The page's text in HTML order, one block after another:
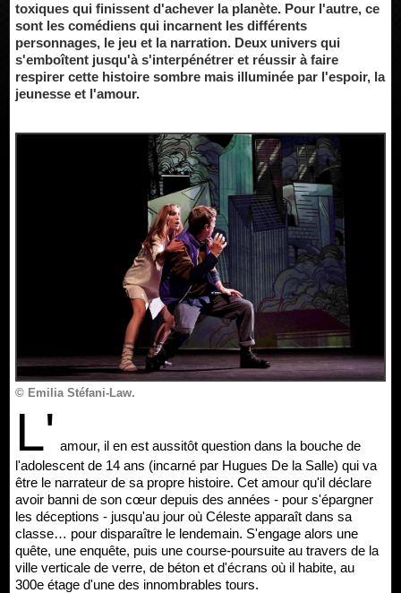
toxiques qui finissent d'achever la planète. Pour l'autre, ce
sont les comédiens qui incarnent les différents
personnages, le jeu et la narration. Deux univers qui
s'emboîtent jusqu'à s'interpénétrer et réussir à faire
respirer cette histoire sombre mais illuminée par l'espoir, la
jeunesse et l'amour.
© Emilia Stéfani-Law.
L' amour, il en est aussitôt question dans la bouche de
l'adolescent de 14 ans (incarné par Hugues De la Salle) qui va
être le narrateur de sa propre histoire. Cet amour qu'il déclare
avoir banni de son cœur depuis des années - pour s'épargner
les déceptions - jusqu'au jour où Céleste apparaît dans sa
classe… pour disparaître le lendemain. S'engage alors une
quête, une enquête, puis une course-poursuite au travers de la
ville verticale de verre, de béton et d'écrans où il habite, au
300e étage d'une des innombrables tours.